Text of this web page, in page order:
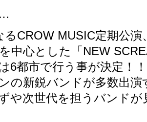
るCROW MUSIC定期公演
中心とした「NEW
6都市で行う事が決定！！
の新鋭バンドが多数出
や次世代を担うバンド